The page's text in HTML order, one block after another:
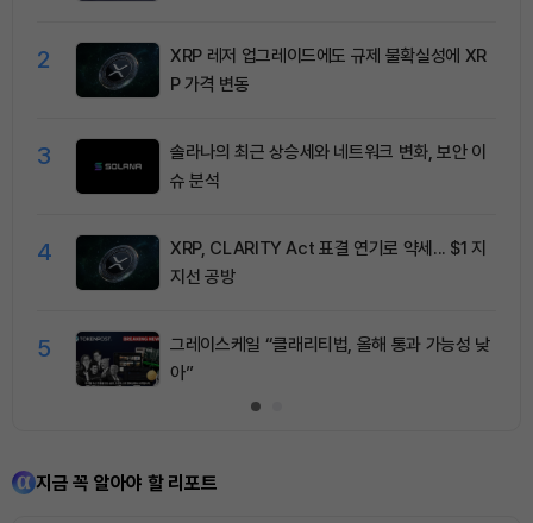
2
XRP 레저 업그레이드에도 규제 불확실성에 XR
P 가격 변동
3
솔라나의 최근 상승세와 네트워크 변화, 보안 이
슈 분석
4
XRP, CLARITY Act 표결 연기로 약세... $1 지
지선 공방
5
그레이스케일 “클래리티법, 올해 통과 가능성 낮
아”
지금 꼭 알아야 할 리포트